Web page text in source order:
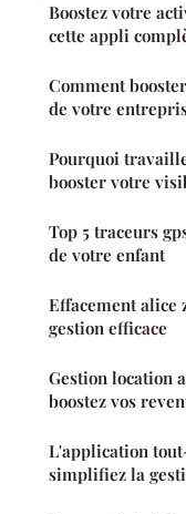
Boostez votre
cette appli
Comment
de votre
Pourquoi
booster votre
Top 5 traceurs
de votre enfant
Effacement alice
gestion efficace
Gestion location
boostez vos
L'application
simplifiez la